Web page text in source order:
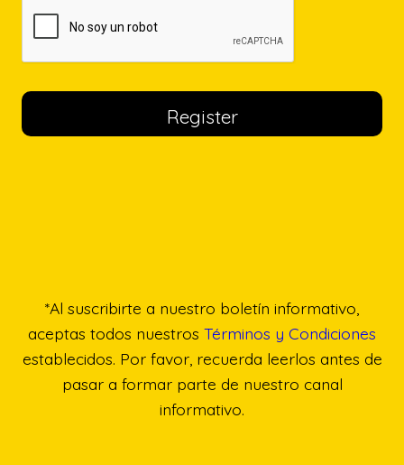
*Al suscribirte a nuestro boletín informativo,
aceptas todos nuestros Términos y Condiciones
establecidos. Por favor, recuerda leerlos antes de
pasar a formar parte de nuestro canal
informativo.